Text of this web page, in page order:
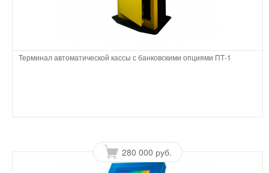
Терминал автоматической кассы с банковскими опциями ПТ-1
280 000 руб.